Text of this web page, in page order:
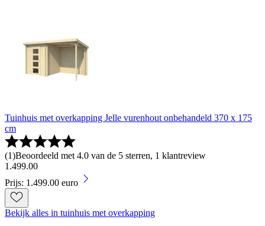
Tuinhuis met overkapping Jelle vurenhout onbehandeld 370 x 175
cm
(1)Beoordeeld met 4.0 van de 5 sterren, 1 klantreview
1 .499.00
Prijs: 1.499.00 euro
Bekijk alles in tuinhuis met overkapping